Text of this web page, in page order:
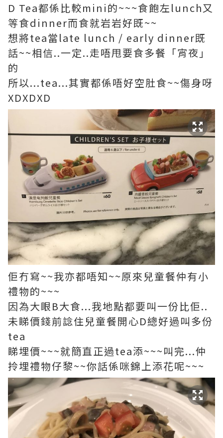
D Tea都係比較mini的~~~食飽左lunch又
等食dinner而食就岩岩好既~~
想將tea當late lunch / early dinner既
話~~相信..一定..走唔甩要食多餐「宵夜」
的
所以...tea...其實都係唔好空肚食~~傷身呀
XDXDXD
佢冇寫~~我亦都唔知~~原來兒童餐仲有小
禮物的~~~
因為大眼B大食...我地點都要叫一份比佢..
未睇價錢前諗住兒童餐開心D總好過叫多份
tea
睇埋價~~~就簡直正過tea添~~~叫完...仲
拎埋禮物仔黎~~你話係咪錦上添花呢~~~